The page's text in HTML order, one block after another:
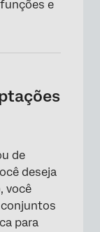
e
de
deseja
você
para